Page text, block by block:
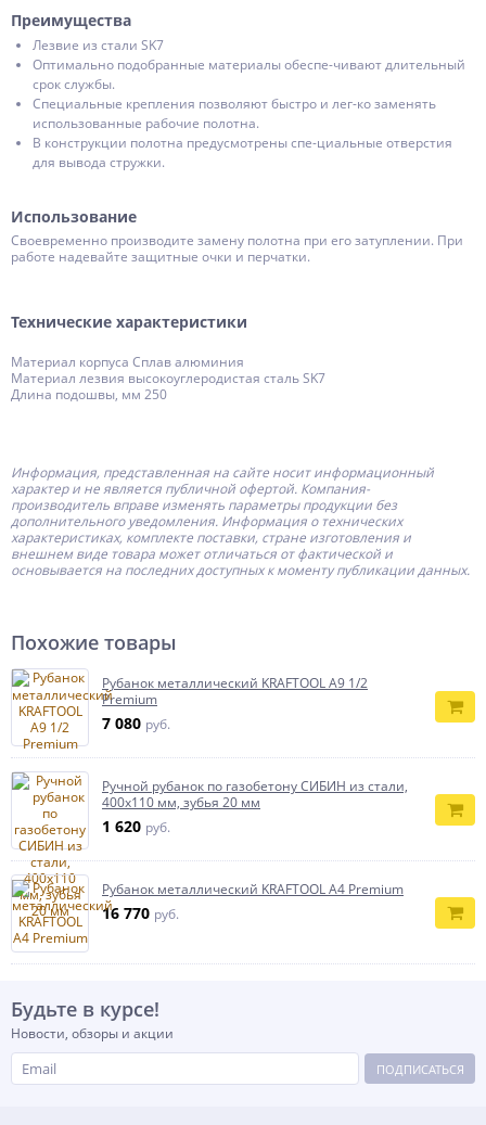
Преимущества
Лезвие из стали SK7
Оптимально подобранные материалы обеспе-чивают длительный
срок службы.
Специальные крепления позволяют быстро и лег-ко заменять
использованные рабочие полотна.
В конструкции полотна предусмотрены спе-циальные отверстия
для вывода стружки.
Использование
Своевременно производите замену полотна при его затуплении. При
работе надевайте защитные очки и перчатки.
Технические характеристики
Материал корпуса Сплав алюминия
Материал лезвия высокоуглеродистая сталь SK7
Длина подошвы, мм 250
Информация, представленная на сайте носит информационный
характер и не является публичной офертой. Компания-
производитель вправе изменять параметры продукции без
дополнительного уведомления. Информация о технических
характеристиках, комплекте поставки, стране изготовления и
внешнем виде товара может отличаться от фактической и
основывается на последних доступных к моменту публикации данных.
Похожие товары
Рубанок металлический KRAFTOOL A9 1/2
Premium
7 080 руб.
Ручной рубанок по газобетону СИБИН из стали,
400х110 мм, зубья 20 мм
1 620 руб.
Рубанок металлический KRAFTOOL A4 Premium
16 770 руб.
Будьте в курсе!
Новости, обзоры и акции
ПОДПИСАТЬСЯ